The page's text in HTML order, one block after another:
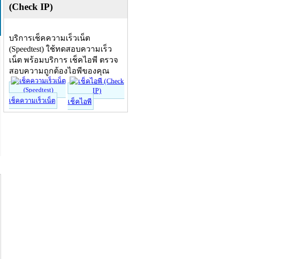
(Check IP)
บริการเช็คความเร็วเน็ต
(Speedtest) ใช้ทดสอบความเร็ว
เน็ต พร้อมบริการ เช็คไอพี ตรวจ
สอบความถูกต้องไอพีของคุณ
เช็คความเร็วเน็ต เช็คไอพี